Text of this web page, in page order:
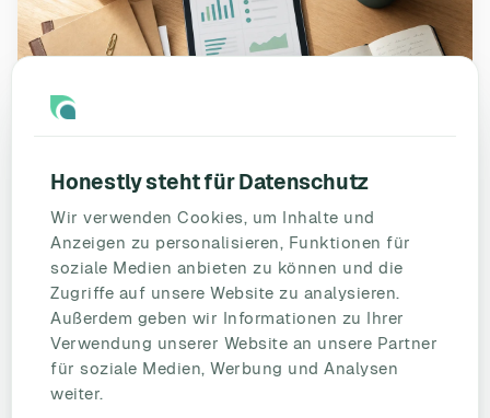
Honestly steht für Datenschutz
Wir verwenden Cookies, um Inhalte und
Anzeigen zu personalisieren, Funktionen für
soziale Medien anbieten zu können und die
Zugriffe auf unsere Website zu analysieren.
Außerdem geben wir Informationen zu Ihrer
Verwendung unserer Website an unsere Partner
für soziale Medien, Werbung und Analysen
weiter.
Psychische Gefährdungsbeurteilung
2026: Neue Regeln, schärfere
Kontrollen
Was sich 2026 für die psychische
Gefährdungsbeurteilung ändert: revidiertes BAuA-
Handbuch, reformierte DGUV Vorschrift 2, GDA-
Arbeitsprogramm 2026-2029, EU-OSHA-Kampagne...